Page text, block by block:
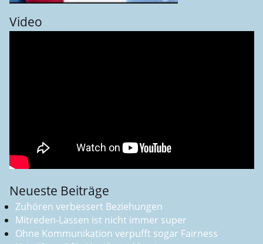
Video
Neueste Beiträge
Zuhören verbessert Beziehungen
Mitreden-Lassen ist nicht immer super
Ohne Kommunikation verpufft sogar Fairness